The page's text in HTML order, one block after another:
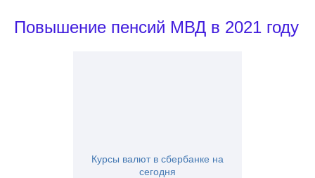
Повышение пенсий МВД в 2021 году
Курсы валют в сбербанке на
сегодня